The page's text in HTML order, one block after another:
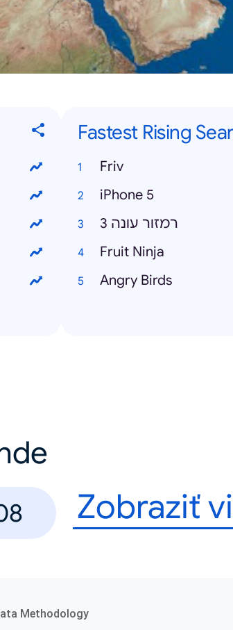
Fastest Rising
Friv
iPhone 5
רמזור עונה 3
Fruit Ninja
Angry Birds
Zobraziť
Methodology